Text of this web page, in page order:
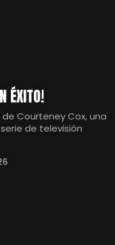
ÉXITO!
de Courteney Cox, una
de televisión